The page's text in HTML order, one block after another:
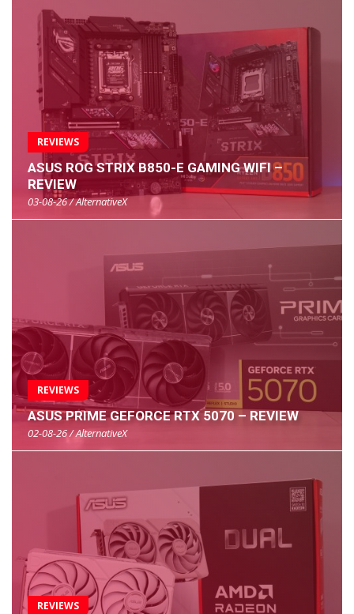
REVIEWS
ASUS ROG STRIX B850-E GAMING WIFI –
REVIEW
03-08-26 / AlternativeX
REVIEWS
ASUS PRIME GEFORCE RTX 5070 – REVIEW
02-08-26 / AlternativeX
REVIEWS